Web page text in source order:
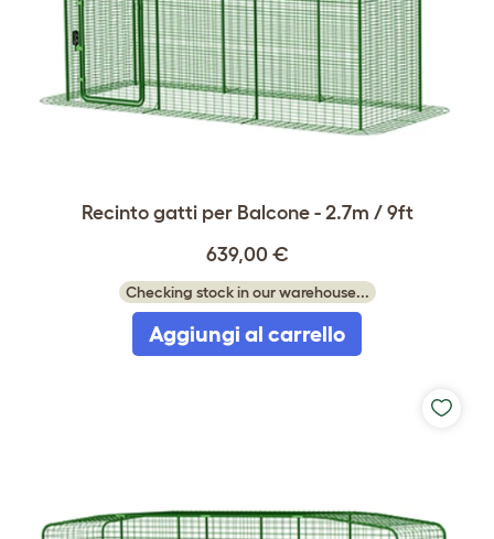
Recinto gatti per Balcone - 2.7m / 9ft
639,00 €
Checking stock in our warehouse...
Aggiungi al carrello